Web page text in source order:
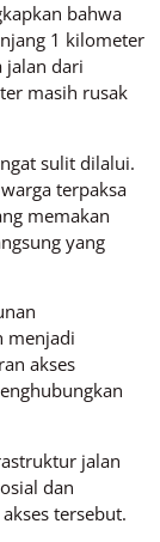
bahwa
1 kilometer
jalan dari
masih rusak
sulit dilalui.
terpaksa
memakan
yang
menjadi
akses
jalan
dan
tersebut.